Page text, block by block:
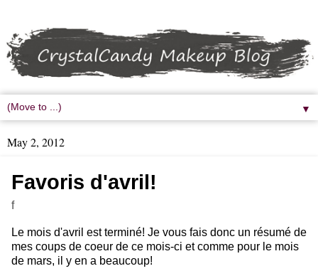
▼
May 2, 2012
Favoris d'avril!
f
Le mois d'avril est terminé! Je vous fais donc un résumé de
mes coups de coeur de ce mois-ci et comme pour le mois
de mars, il y en a beaucoup!